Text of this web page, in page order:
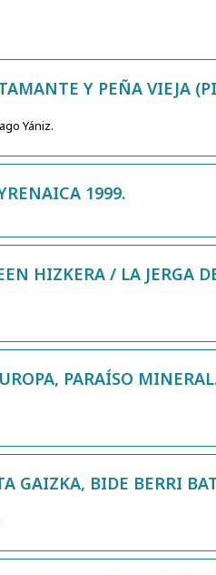
Y PEÑA VIEJA
Yániz.
1999.
HIZKERA / LA JERGA
PARAÍSO
GAIZKA, BIDE BERRI